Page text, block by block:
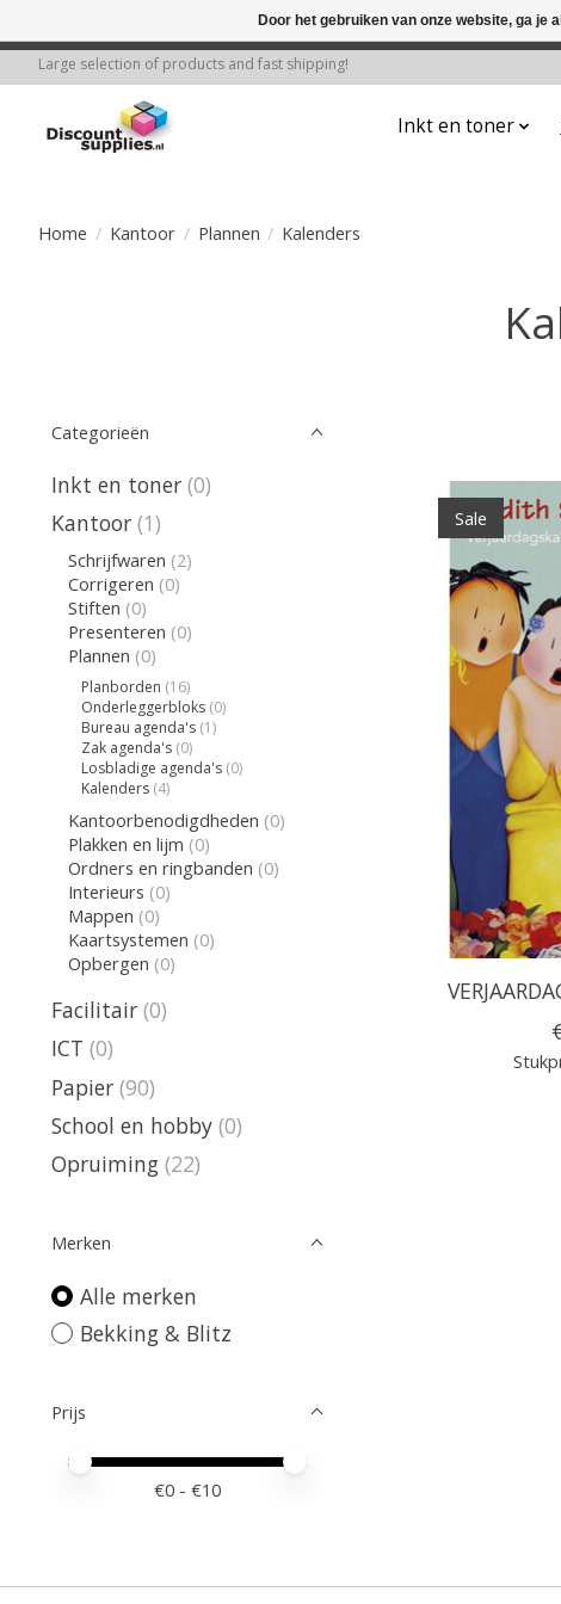
Large selection of products and fast shipping!
Inkt en toner
Home / Kantoor / Plannen / Kalenders
Categorieën
Inkt en toner (0)
Kantoor (1)
Schrijfwaren (2)
Corrigeren (0)
Stiften (0)
Presenteren (0)
Plannen (0)
Planborden (16)
Onderleggerbloks (0)
Bureau agenda's (1)
Zak agenda's (0)
Losbladige agenda's (0)
Kalenders (4)
Kantoorbenodigdheden (0)
Plakken en lijm (0)
Ordners en ringbanden (0)
Interieurs (0)
Mappen (0)
Kaartsystemen (0)
Opbergen (0)
Facilitair (0)
ICT (0)
Papier (90)
School en hobby (0)
Opruiming (22)
Merken
Alle merken
Bekking & Blitz
Prijs
Minimale prijswaarde
Price maximum value
€0 - €10
Sale
Door het gebruiken van onze website, ga
← Keer terug naar de backofficeDeze